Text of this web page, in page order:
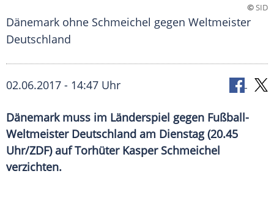
©SID
Dänemark ohne Schmeichel gegen Weltmeister
Deutschland
02.06.2017 - 14:47 Uhr
Dänemark muss im Länderspiel gegen Fußball-
Weltmeister Deutschland am Dienstag (20.45
Uhr/ZDF) auf Torhüter Kasper Schmeichel
verzichten.